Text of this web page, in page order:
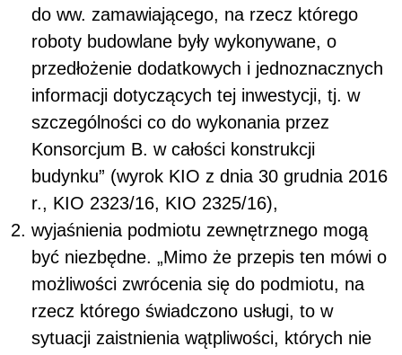
do ww. zamawiającego, na rzecz którego
roboty budowlane były wykonywane, o
przedłożenie dodatkowych i jednoznacznych
informacji dotyczących tej inwestycji, tj. w
szczególności co do wykonania przez
Konsorcjum B. w całości konstrukcji
budynku” (wyrok KIO z dnia 30 grudnia 2016
r., KIO 2323/16, KIO 2325/16),
wyjaśnienia podmiotu zewnętrznego mogą
być niezbędne. „Mimo że przepis ten mówi o
możliwości zwrócenia się do podmiotu, na
rzecz którego świadczono usługi, to w
sytuacji zaistnienia wątpliwości, których nie